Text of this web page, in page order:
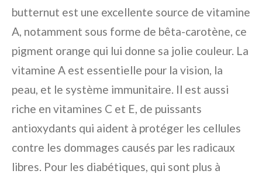
butternut est une excellente source de vitamine
A, notamment sous forme de bêta-carotène, ce
pigment orange qui lui donne sa jolie couleur. La
vitamine A est essentielle pour la vision, la
peau, et le système immunitaire. Il est aussi
riche en vitamines C et E, de puissants
antioxydants qui aident à protéger les cellules
contre les dommages causés par les radicaux
libres. Pour les diabétiques, qui sont plus à